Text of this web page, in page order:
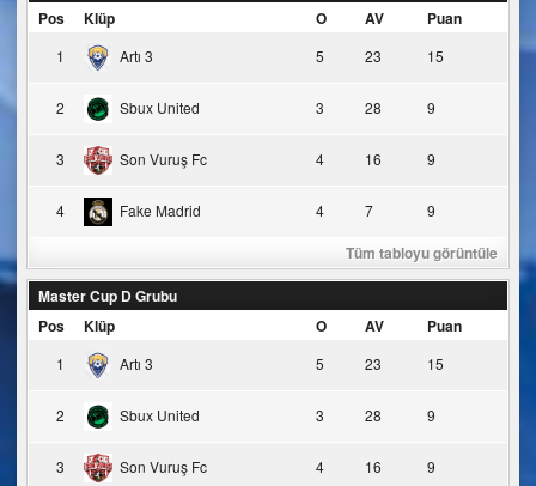
Pos
Klüp O AV Puan
1 Artı 3 5 23 15
2 Sbux United 3 28 9
3 Son Vuruş Fc 4 16 9
4 Fake Madrid 4 7 9
Tüm tabloyu görüntüle
Master Cup D Grubu
Pos
Klüp O AV Puan
1 Artı 3 5 23 15
2 Sbux United 3 28 9
3 Son Vuruş Fc 4 16 9